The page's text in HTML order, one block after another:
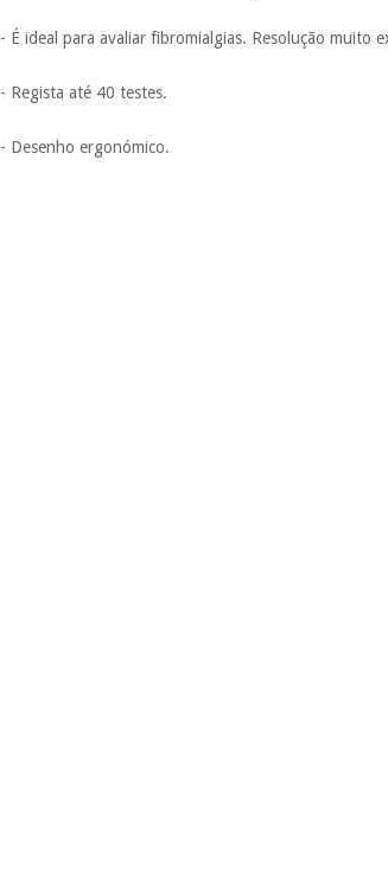
- É ideal para avaliar fibromialgias. Resolução muito
- Regista até 40 testes.
- Desenho ergonómico.